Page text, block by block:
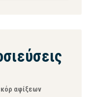
αφίξεων